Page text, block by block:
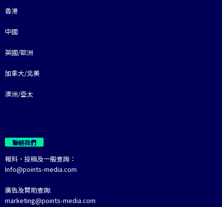
香港
中國
英國/歐洲
加拿大/北美
澳洲/亞太
聯絡我們
報料、投稿及一般查詢：
Info@points-media.com
廣告及贊助查詢:
marketing@points-media.com